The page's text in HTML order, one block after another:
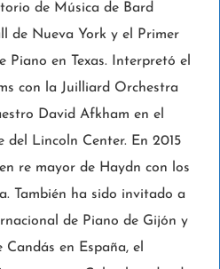
de Música de Bard
de Nueva York y el Primer
Piano en Texas. Interpretó el
con la Juilliard Orchestra
David Afkham en el
del Lincoln Center. En 2015
re mayor de Haydn con los
También ha sido invitado a
de Piano de Gijón y
en España, el